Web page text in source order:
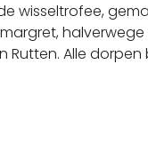
wisseltrofee,
Rutten. Alle